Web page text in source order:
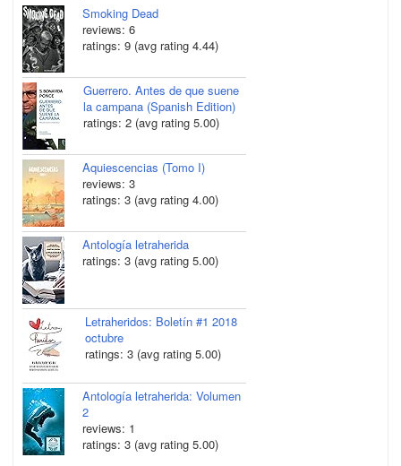
Smoking Dead
reviews: 6
ratings: 9 (avg rating 4.44)
Guerrero. Antes de que suene
la campana (Spanish Edition)
ratings: 2 (avg rating 5.00)
Aquiescencias (Tomo I)
reviews: 3
ratings: 3 (avg rating 4.00)
Antología letraherida
ratings: 3 (avg rating 5.00)
Letraheridos: Boletín #1 2018
octubre
ratings: 3 (avg rating 5.00)
Antología letraherida: Volumen
2
reviews: 1
ratings: 3 (avg rating 5.00)